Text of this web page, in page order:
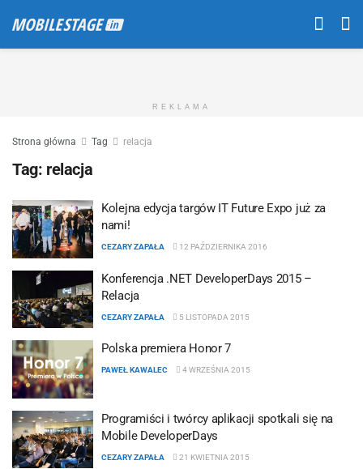
REKLAMA
Strona główna Tag relacja
Tag: relacja
Kolejna edycja targów IT Future Expo już za
nami!
CEZARY ZAPAŁA 12 PAŹDZIERNIKA 2016
Konferencja .NET DeveloperDays 2015 –
Relacja
CEZARY ZAPAŁA 5 LISTOPADA 2015
Polska premiera Honor 7
PAWEŁ KAWALEC 4 WRZEŚNIA 2015
Programiści i twórcy aplikacji spotkali się na
Mobile DeveloperDays
CEZARY ZAPAŁA 21 KWIETNIA 2015